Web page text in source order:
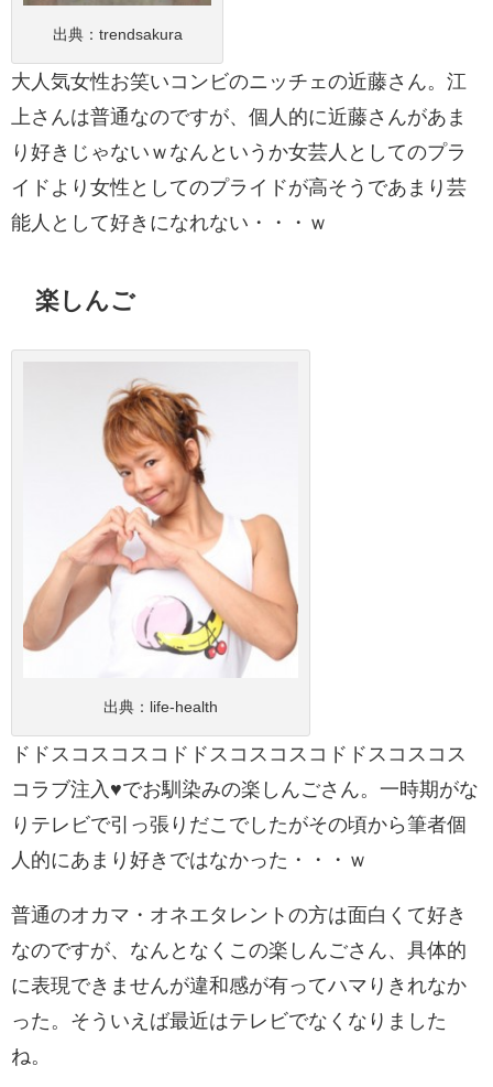
出典： trendsakura
大人気女性お笑いコンビのニッチェの近藤さん。江
上さんは普通なのですが、個人的に近藤さんがあま
り好きじゃないｗなんというか女芸人としてのプラ
イドより女性としてのプライドが高そうであまり芸
能人として好きになれない・・・ｗ
楽しんご
出典： life-health
ドドスコスコスコドドスコスコスコドドスコスコス
コラブ注入♥でお馴染みの楽しんごさん。一時期がな
りテレビで引っ張りだこでしたがその頃から筆者個
人的にあまり好きではなかった・・・ｗ
普通のオカマ・オネエタレントの方は面白くて好き
なのですが、なんとなくこの楽しんごさん、具体的
に表現できませんが違和感が有ってハマりきれなか
った。そういえば最近はテレビでなくなりました
ね。